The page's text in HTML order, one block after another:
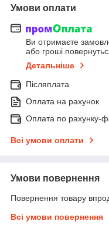
Умови оплати
Ви отримаєте
або гроші
Детальніше
Післяплата
Оплата на рахунок
Оплата по рахунку-
Всі умови оплати
Умови повернення
Повернення товару
Всі умови повернення